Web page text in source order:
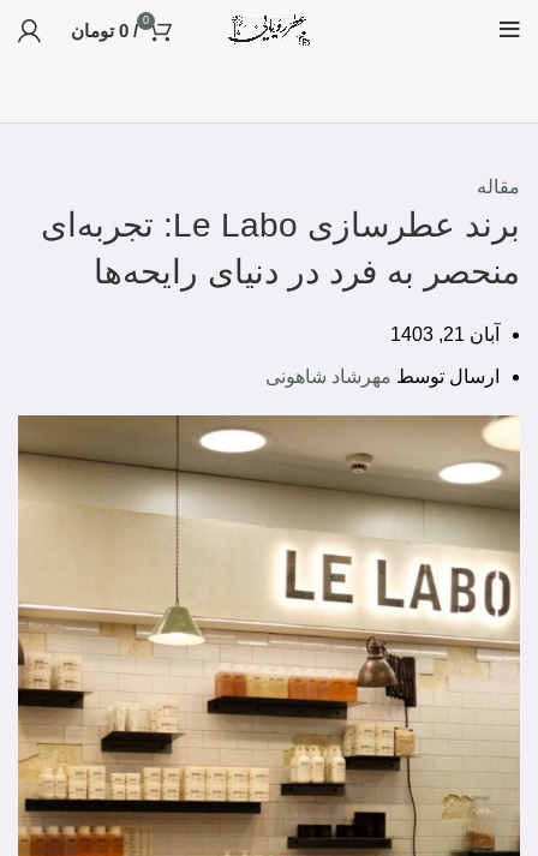
0
/
0 تومان
مقاله
برند عطرسازی Le Labo: تجربه‌ای
منحصر به فرد در دنیای رایحه‌ها
آبان 21, 1403
ارسال توسط مهرشاد شاهونی